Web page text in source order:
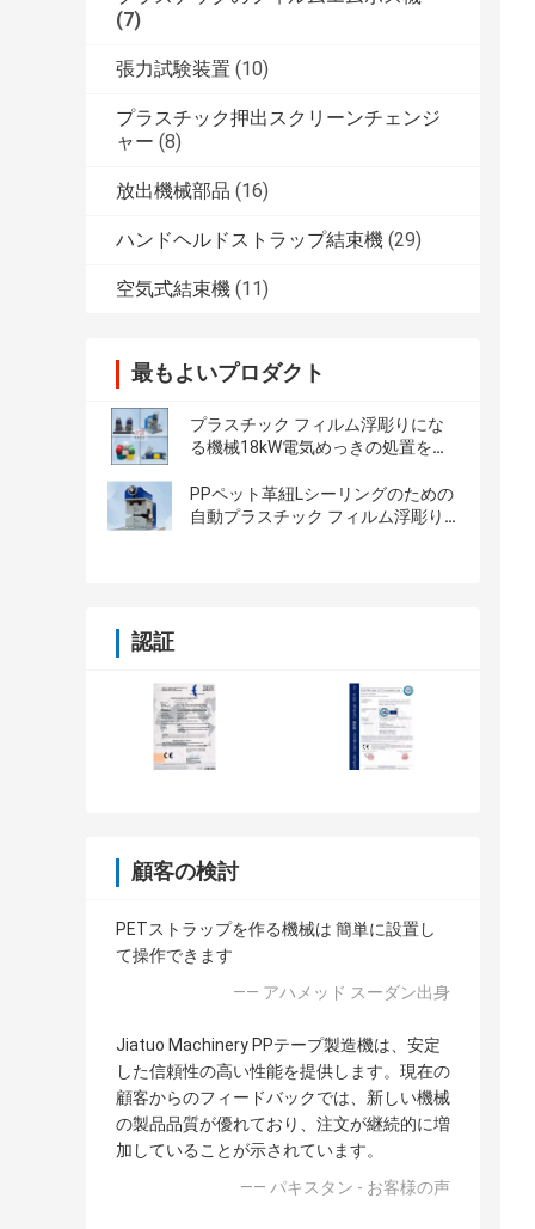
(7)
張力試験装置 (10)
プラスチック押出スクリーンチェンジ
ャー (8)
放出機械部品 (16)
ハンドヘルドストラップ結束機 (29)
空気式結束機 (11)
最もよいプロダクト
プラスチック フィルム浮彫りにな
る機械18kW電気めっきの処置を刻
PPペット革紐Lシーリングのための
自動プラスチック フィルム浮彫り
認証
顧客の検討
PETストラップを作る機械は 簡単に設置し
て操作できます
—— アハメッド スーダン出身
Jiatuo Machinery PPテープ製造機は、安定
した信頼性の高い性能を提供します。現在の
顧客からのフィードバックでは、新しい機械
の製品品質が優れており、注文が継続的に増
加していることが示されています。
—— パキスタン - お客様の声